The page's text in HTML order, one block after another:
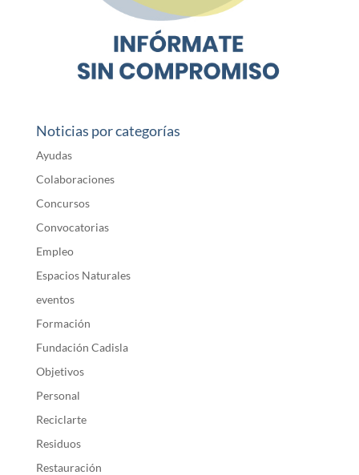
Noticias por categorías
Ayudas
Colaboraciones
Concursos
Convocatorias
Empleo
Espacios Naturales
eventos
Formación
Fundación Cadisla
Objetivos
Personal
Reciclarte
Residuos
Restauración